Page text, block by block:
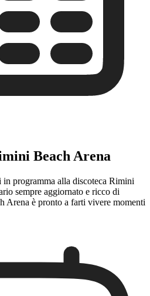
Beach Arena
programma alla discoteca Rimini
sempre aggiornato e ricco di
Arena è pronto a farti vivere momenti